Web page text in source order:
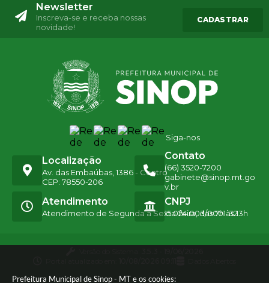
Prefeitura Municipal de Sinop - MT e os cookies:
Newsletter
Inscreva-se e receba nossas
novidade!
CADASTRAR
Siga-nos
Localização
Av. das Embaúbas, 1386 - Centro
CEP: 78550-206
Contato
(66) 3520-7200
gabinete@sinop.mt.go
v.br
Atendimento
Atendimento de Segunda a Sexta-feira, das 7h às 13h
CNPJ
15.024.003/0001-32